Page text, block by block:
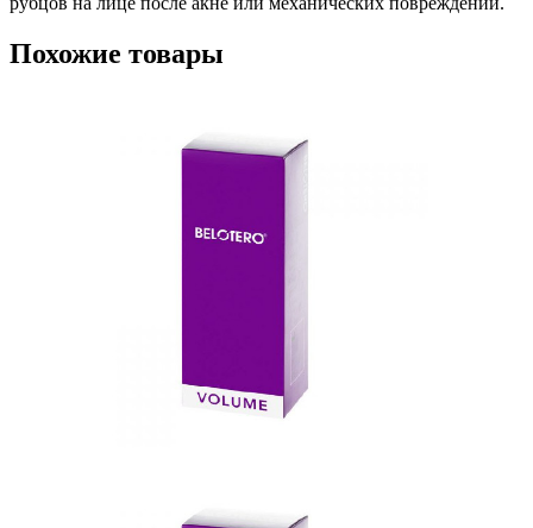
Похожие товары